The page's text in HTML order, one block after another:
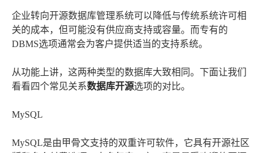
企业转向开源数据库管理系统可以降低与传统系统许可相
关的成本，但可能没有供应商支持或容量。而专有的
DBMS选项通常会为客户提供适当的支持系统。
从功能上讲，这两种类型的数据库大致相同。下面让我们
看看四个常见关系数据库开源选项的对比。
MySQL
MySQL是由甲骨文支持的双重许可软件，它具有开源社区